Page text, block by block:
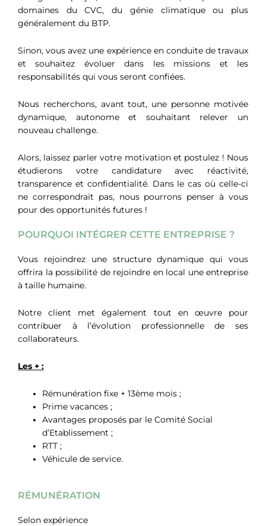
domaines du CVC, du génie climatique ou plus
généralement du BTP.
Sinon, vous avez une expérience en conduite de travaux
et souhaitez évoluer dans les missions et les
responsabilités qui vous seront confiées.
Nous recherchons, avant tout, une personne motivée
dynamique, autonome et souhaitant relever un
nouveau challenge.
Alors, laissez parler votre motivation et postulez ! Nous
étudierons votre candidature avec réactivité,
transparence et confidentialité. Dans le cas où celle-ci
ne correspondrait pas, nous pourrons penser à vous
pour des opportunités futures !
POURQUOI INTÉGRER CETTE ENTREPRISE ?
Vous rejoindrez une structure dynamique qui vous
offrira la possibilité de rejoindre en local une entreprise
à taille humaine.
Notre client met également tout en œuvre pour
contribuer à l’évolution professionnelle de ses
collaborateurs.
Les + :
Rémunération fixe + 13ème mois ;
Prime vacances ;
Avantages proposés par le Comité Social
d’Etablissement ;
RTT ;
Véhicule de service.
RÉMUNÉRATION
Selon expérience